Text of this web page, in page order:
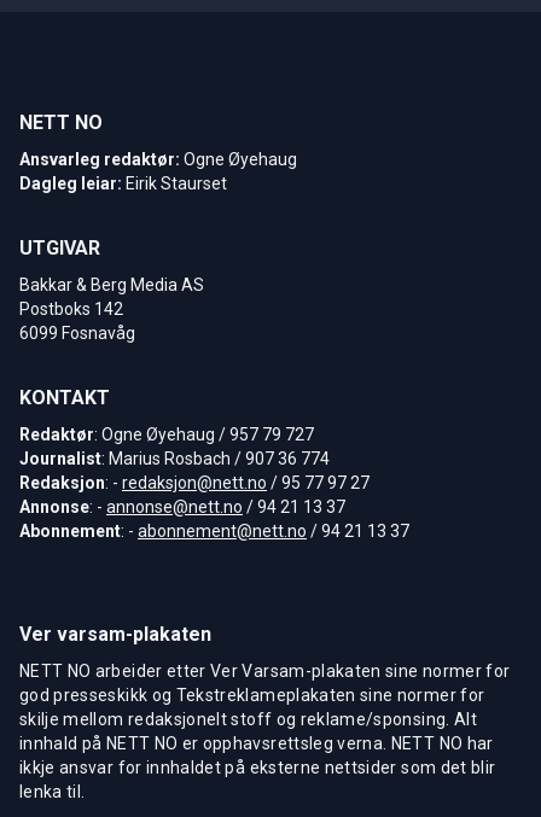
NETT NO
Ansvarleg redaktør: Ogne Øyehaug
Dagleg leiar: Eirik Staurset
UTGIVAR
Bakkar & Berg Media AS
Postboks 142
6099 Fosnavåg
KONTAKT
Redaktør: Ogne Øyehaug / 957 79 727
Journalist: Marius Rosbach / 907 36 774
Redaksjon: - redaksjon@nett.no / 95 77 97 27
Annonse: - annonse@nett.no / 94 21 13 37
Abonnement: - abonnement@nett.no / 94 21 13 37
Ver varsam-plakaten
NETT NO arbeider etter Ver Varsam-plakaten sine normer for
god presseskikk og Tekstreklameplakaten sine normer for
skilje mellom redaksjonelt stoff og reklame/sponsing. Alt
innhald på NETT NO er opphavsrettsleg verna. NETT NO har
ikkje ansvar for innhaldet på eksterne nettsider som det blir
lenka til.